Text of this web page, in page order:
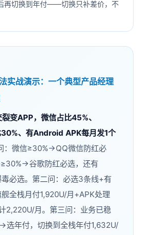
再切换到年付——切换只补差价，不
实战演示：一个典型产品经理
变APP，微信占比45%、
、有Android APK每月发1个
：微信≥30%→QQ微信防红必
谷歌防红必选，还有
必选。第二问：必选3条线+有
全栈月付1,920U/月+APK处理
2,220U/月。第三问：业务已稳
选年付，切换到全栈年付1,632U/